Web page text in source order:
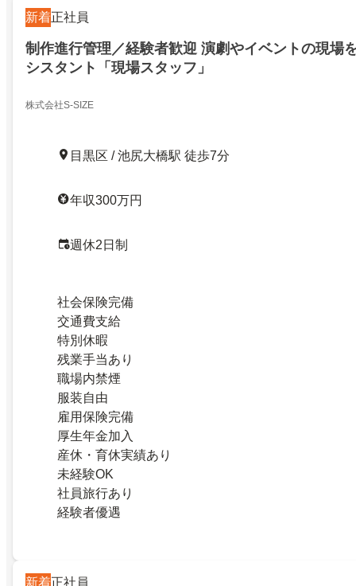
新着正社員
制作進行管理／経験者歓迎 演劇やイベントの現場
シスタント「現場スタッフ」
株式会社S-SIZE
目黒区 / 池尻大橋駅 徒歩7分
年収300万円
週休2日制
社会保険完備
交通費支給
特別休暇
残業手当あり
職場内禁煙
服装自由
雇用保険完備
厚生年金加入
産休・育休実績あり
未経験OK
社員旅行あり
経験者優遇
新着正社員